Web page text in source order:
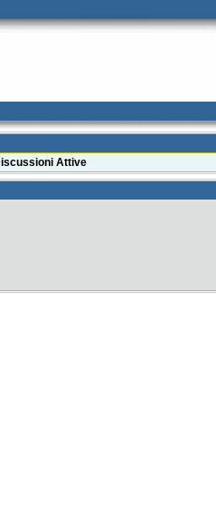
Attive